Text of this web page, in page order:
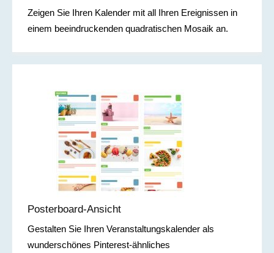
Zeigen Sie Ihren Kalender mit all Ihren Ereignissen in
einem beeindruckenden quadratischen Mosaik an.
Posterboard-Ansicht
Gestalten Sie Ihren Veranstaltungskalender als
wunderschönes Pinterest-ähnliches